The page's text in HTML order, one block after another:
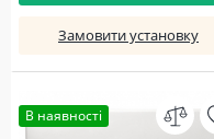
Замовити установку
В наявності